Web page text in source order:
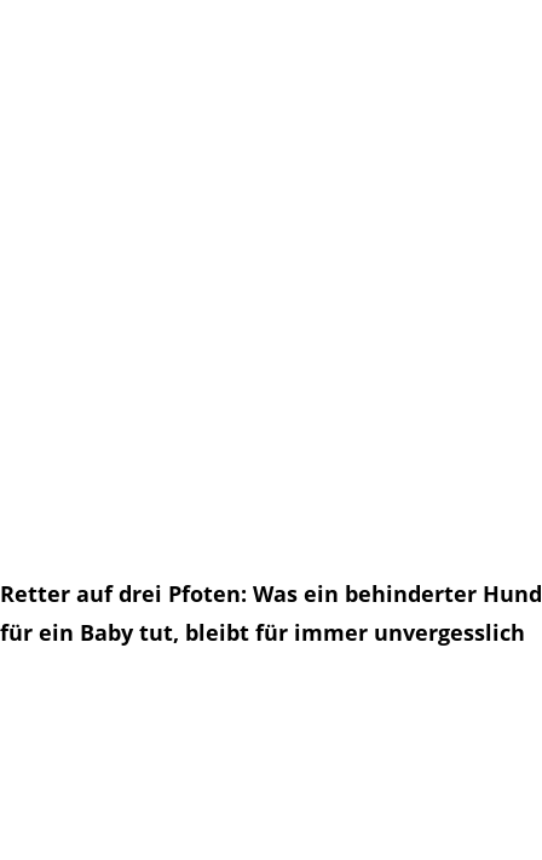
Retter auf drei Pfoten: Was ein behinderter Hund
für ein Baby tut, bleibt für immer unvergesslich